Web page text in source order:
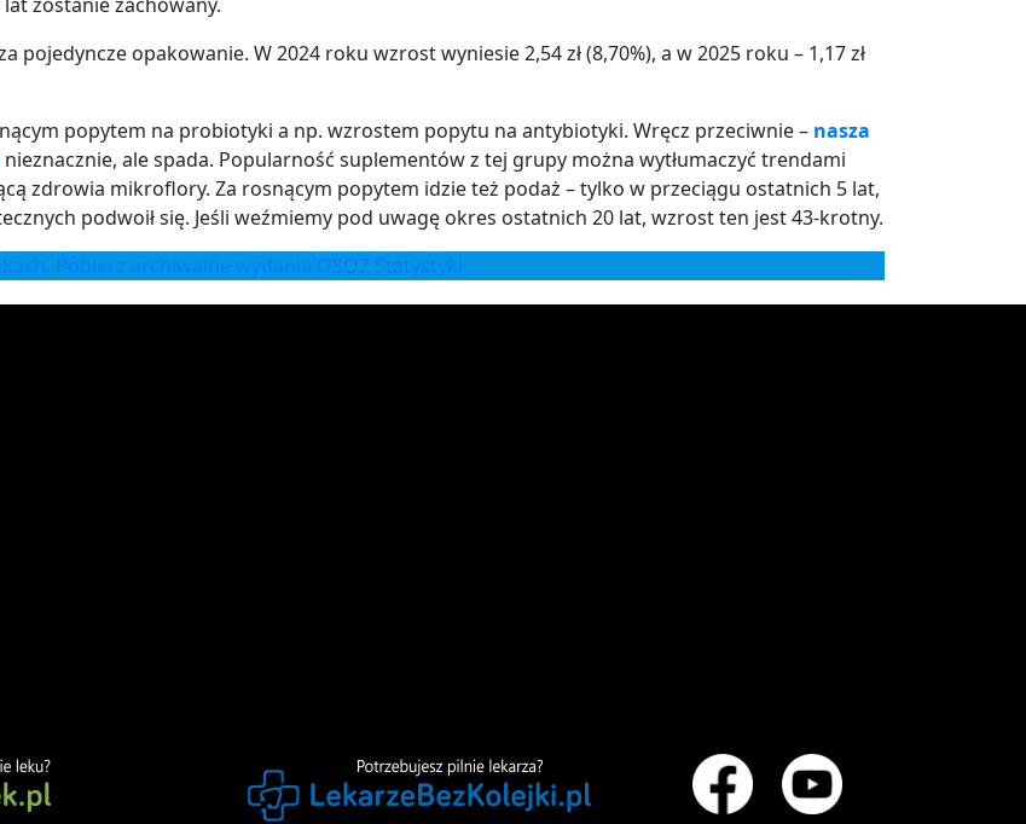
pojedyncze opakowanie. W 2024 roku wzrost wyniesie 2,54 zł (8,70%), a w 2025 roku – 1,17 zł
popytem na probiotyki a np. wzrostem popytu na antybiotyki. Wręcz przeciwnie – nasza
nieznacznie, ale spada. Popularność suplementów z tej grupy można wytłumaczyć trendami
zdrowia mikroflory. Za rosnącym popytem idzie też podaż – tylko w przeciągu ostatnich 5 lat,
podwoił się. Jeśli weźmiemy pod uwagę okres ostatnich 20 lat, wzrost ten jest 43-krotny.
Pobierz archiwalne wydania OSOZ Statystyki